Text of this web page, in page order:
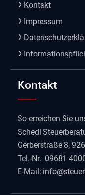
Kontakt
Impressum
Kontakt
So erreichen Sie
Schedl
Gerberstraße 8,
Tel.-Nr.: 09681
E-Mail: